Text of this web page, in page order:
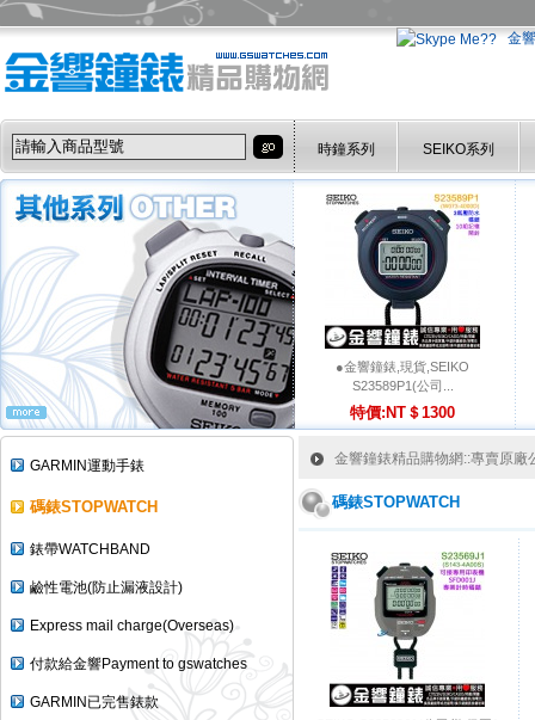
金
時鐘系列 SEIKO系列
●金響鐘錶,現貨,SEIKO
S23589P1(公司...
特價:NT＄1300
GARMIN運動手錶
碼錶STOPWATCH
錶帶WATCHBAND
鹼性電池(防止漏液設計)
Express mail charge(Overseas)
付款給金響Payment to gswatches
GARMIN已完售錶款
金響鐘錶精品購物網::專賣原廠
碼錶STOPWATCH